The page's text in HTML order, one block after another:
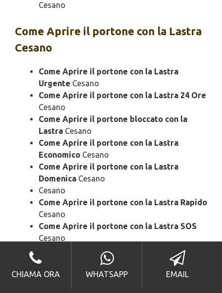
Cesano
Come Aprire il portone con la Lastra
Cesano
Come Aprire il portone con la Lastra
Urgente Cesano
Come Aprire il portone con la Lastra 24 Ore
Cesano
Come Aprire il portone bloccato con la
Lastra Cesano
Come Aprire il portone con la Lastra
Economico Cesano
Come Aprire il portone con la Lastra
Domenica Cesano
Cesano
Come Aprire il portone con la Lastra Rapido
Cesano
Come Aprire il portone con la Lastra SOS
Cesano
Come Aprire il portone con la Lastra
Prezzo
Come Aprire il portone con la Lastra Costo
CHIAMA ORA WHATSAPP EMAIL